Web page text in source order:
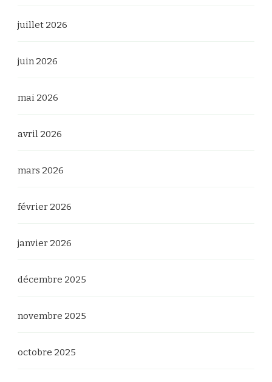
juillet 2026
juin 2026
mai 2026
avril 2026
mars 2026
février 2026
janvier 2026
décembre 2025
novembre 2025
octobre 2025